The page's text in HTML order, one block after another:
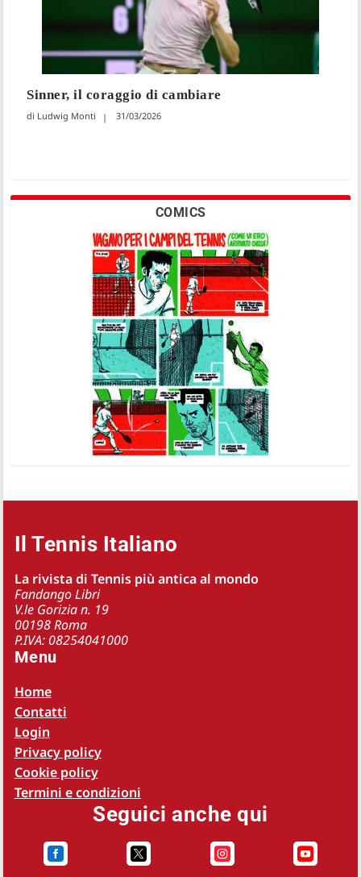
Sinner, il coraggio di cambiare
Ludwig Monti 31/03/2026
COMICS
Il Tennis Italiano
La rivista di Tennis più antica al mondo
Fandango Libri
V.le Gorizia n. 19
00198 Roma
P.IVA: 08254041000
Menu
Home
Contatti
Login
Privacy policy
Cookie policy
Termini e condizioni
Seguici anche qui
   